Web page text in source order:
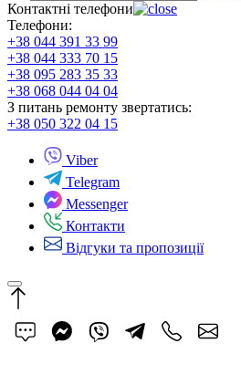
Контактні телефони
Телефони:
+38 044 391 33 99
+38 044 333 70 15
+38 095 283 35 33
+38 068 044 04 04
З питань ремонту звертатись:
+38 050 322 04 15
Viber
Telegram
Messenger
Контакти
Відгуки та пропозиції